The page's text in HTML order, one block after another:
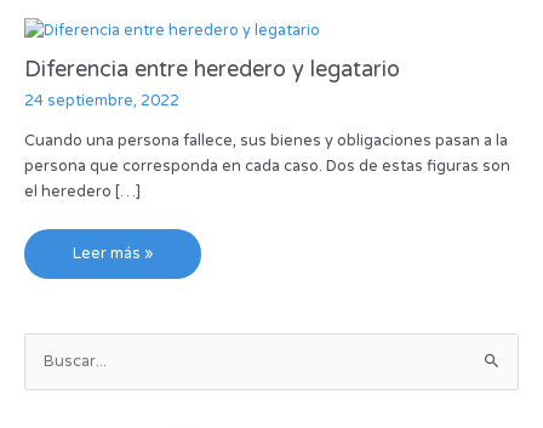
Diferencia entre heredero y legatario
24 septiembre, 2022
Cuando una persona fallece, sus bienes y obligaciones pasan a la
persona que corresponda en cada caso. Dos de estas figuras son
el heredero […]
Leer más »
u